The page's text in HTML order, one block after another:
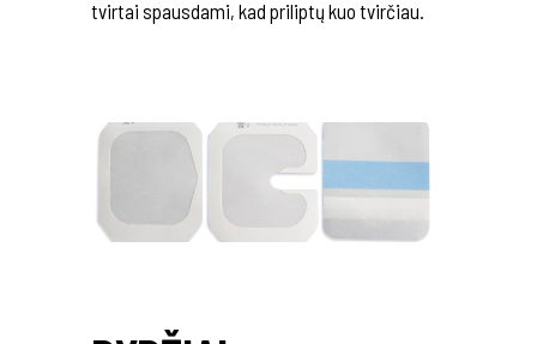
tvirtai spausdami, kad priliptų kuo tvirčiau.